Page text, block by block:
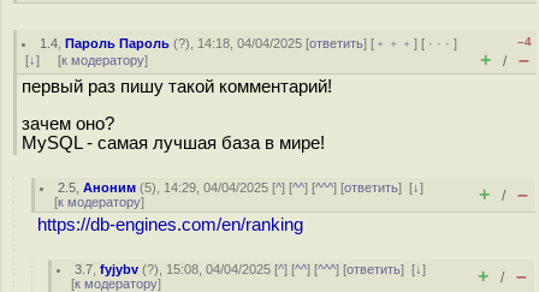
1.4 ,Пароль Пароль (?), 14:18, 04/04/2025 [ответить] [ ﹢﹢﹢] [ · · ·]
[↓] [к модератору]
–4
+ / –
первый раз пишу такой комментарий!
зачем оно?
MySQL - самая лучшая база в мире!
2.5 ,Аноним (5), 14:29, 04/04/2025 [^] [^^] [^^^] [ответить][↓]
[к модератору] + / –
https://db-engines.com/en/ranking
3.7 ,fyjybv (?), 15:08, 04/04/2025 [^] [^^] [^^^] [ответить][↓]
[к модератору] + / –